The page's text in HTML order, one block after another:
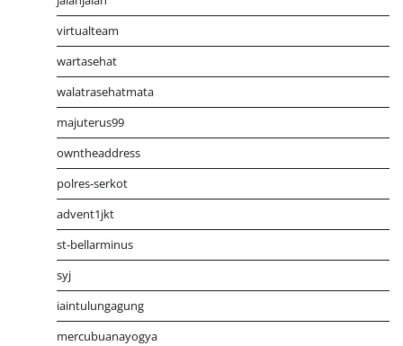
virtualteam
wartasehat
walatrasehatmata
majuterus99
owntheaddress
polres-serkot
advent1jkt
st-bellarminus
syj
iaintulungagung
mercubuanayogya